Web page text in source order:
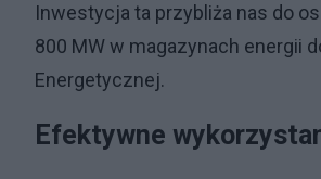
Inwestycja ta przybliża nas do
800 MW w magazynach energii
Energetycznej.
Efektywne